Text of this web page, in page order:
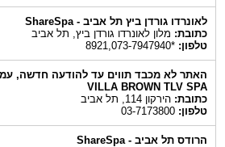
לאונרדו גורדן ביץ תל אביב - ShareSpa
כתובת:מלון לאונרדו גורדן ביץ, תל אביב
טלפון:*8921,073-7947940
האתר לא מכבד תווים עד להודעה חדשה,
VILLA BROWN TLV SPA
כתובת:הירקון 114, תל אביב
טלפון:03-7173800
הרודס תל אביב - ShareSpa